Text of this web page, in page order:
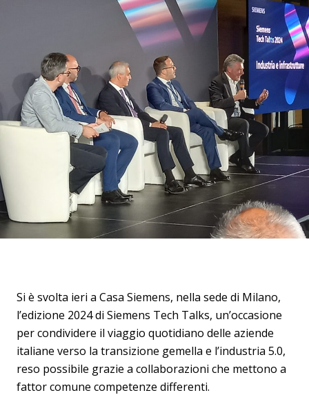
Si è svolta ieri a Casa Siemens, nella sede di Milano,
l’edizione 2024 di Siemens Tech Talks, un’occasione
per condividere il viaggio quotidiano delle aziende
italiane verso la transizione gemella e l’industria 5.0,
reso possibile grazie a collaborazioni che mettono a
fattor comune competenze differenti.